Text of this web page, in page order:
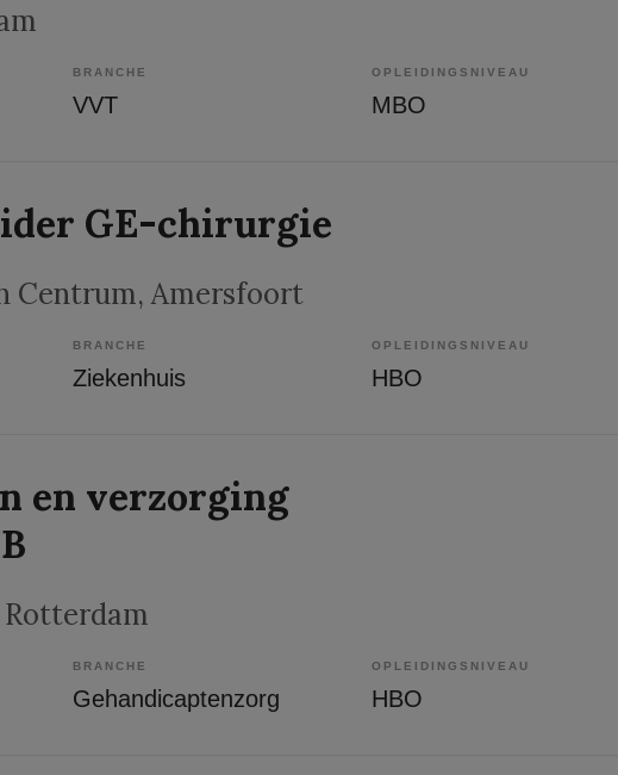
BRANCHE
VVT
OPLEIDINGSNIVEAU
MBO
GE-chirurgie
Centrum, Amersfoort
BRANCHE
Ziekenhuis
OPLEIDINGSNIVEAU
HBO
en verzorging
Rotterdam
BRANCHE
Gehandicaptenzorg
OPLEIDINGSNIVEAU
HBO